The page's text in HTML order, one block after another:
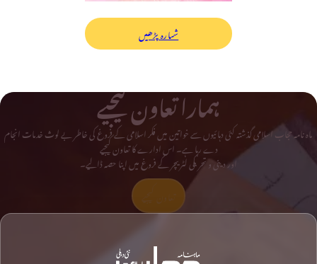
شمارہ پڑھیں
ہمارا تعاون کیجیے
ماہ نامہ حجاب اسلامی گذشتہ کئی دہائیوں سے خواتین میں فکر اسلامی کے فروغ کی خاطر بے لوث خدمات انجام
دے رہا ہے۔ اس ادارے کا تعاون کیجیے
اور دینی و تحریکی لٹریچر کے فروغ میں اپنا حصہ ڈالیے۔